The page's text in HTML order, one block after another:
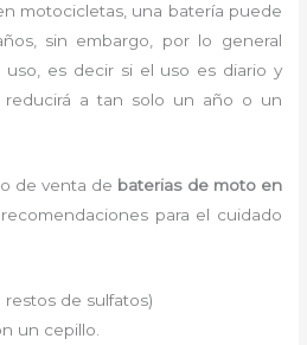
motocicletas, una batería puede
sin embargo, por lo general
es decir si el uso es diario y
a tan solo un año o un
de venta de baterias de motoen
para el cuidado
restos de sulfatos)
un cepillo.